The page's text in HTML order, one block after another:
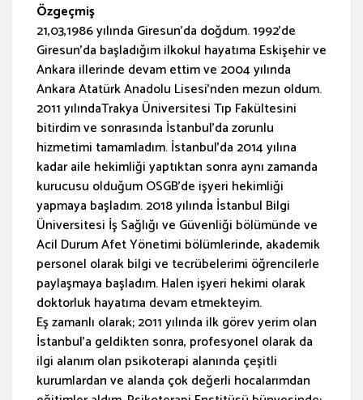
Özgeçmiş
21,03,1986 yılında Giresun’da doğdum. 1992’de
Giresun’da başladığım ilkokul hayatıma Eskişehir ve
Ankara illerinde devam ettim ve 2004 yılında
Ankara Atatürk Anadolu Lisesi’nden mezun oldum.
2011 yılındaTrakya Üniversitesi Tıp Fakültesini
bitirdim ve sonrasında İstanbul’da zorunlu
hizmetimi tamamladım. İstanbul’da 2014 yılına
kadar aile hekimliği yaptıktan sonra aynı zamanda
kurucusu olduğum OSGB’de işyeri hekimliği
yapmaya başladım. 2018 yılında İstanbul Bilgi
Üniversitesi İş Sağlığı ve Güvenliği bölümünde ve
Acil Durum Afet Yönetimi bölümlerinde, akademik
personel olarak bilgi ve tecrübelerimi öğrencilerle
paylaşmaya başladım. Halen işyeri hekimi olarak
doktorluk hayatıma devam etmekteyim.
Eş zamanlı olarak; 2011 yılında ilk görev yerim olan
İstanbul’a geldikten sonra, profesyonel olarak da
ilgi alanım olan psikoterapi alanında çeşitli
kurumlardan ve alanda çok değerli hocalarımdan